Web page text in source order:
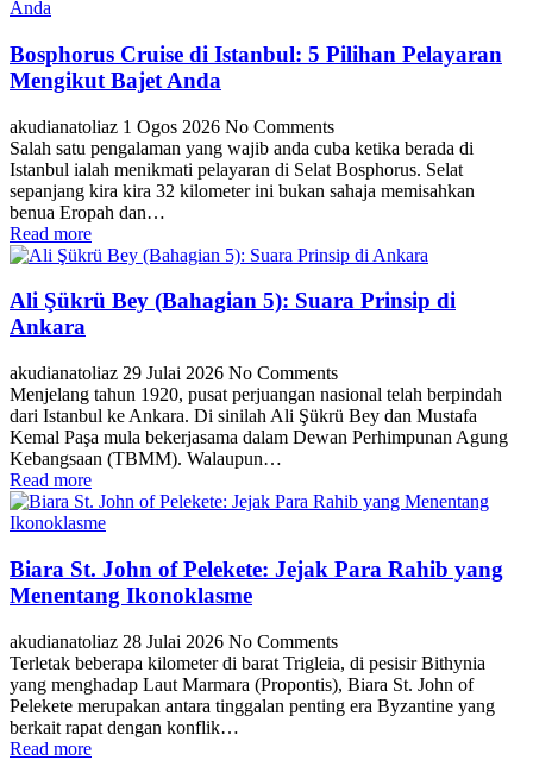
Bosphorus Cruise di Istanbul: 5 Pilihan Pelayaran
Mengikut Bajet Anda
akudianatoliaz 1 Ogos 2026 No Comments
Salah satu pengalaman yang wajib anda cuba ketika berada di
Istanbul ialah menikmati pelayaran di Selat Bosphorus. Selat
sepanjang kira kira 32 kilometer ini bukan sahaja memisahkan
benua Eropah dan…
Read more
Ali Şükrü Bey (Bahagian 5): Suara Prinsip di
Ankara
akudianatoliaz 29 Julai 2026 No Comments
Menjelang tahun 1920, pusat perjuangan nasional telah berpindah
dari Istanbul ke Ankara. Di sinilah Ali Şükrü Bey dan Mustafa
Kemal Paşa mula bekerjasama dalam Dewan Perhimpunan Agung
Kebangsaan (TBMM). Walaupun…
Read more
Biara St. John of Pelekete: Jejak Para Rahib yang
Menentang Ikonoklasme
akudianatoliaz 28 Julai 2026 No Comments
Terletak beberapa kilometer di barat Trigleia, di pesisir Bithynia
yang menghadap Laut Marmara (Propontis), Biara St. John of
Pelekete merupakan antara tinggalan penting era Byzantine yang
berkait rapat dengan konflik…
Read more